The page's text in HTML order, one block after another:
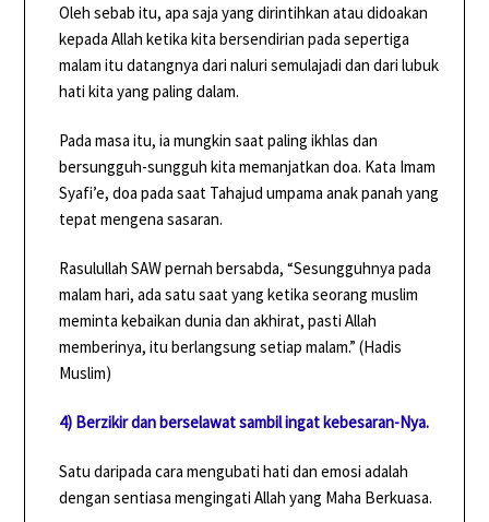
Oleh sebab itu, apa saja yang dirintihkan atau didoakan
kepada Allah ketika kita bersendirian pada sepertiga
malam itu datangnya dari naluri semulajadi dan dari lubuk
hati kita yang paling dalam.
Pada masa itu, ia mungkin saat paling ikhlas dan
bersungguh-sungguh kita memanjatkan doa. Kata Imam
Syafi’e, doa pada saat Tahajud umpama anak panah yang
tepat mengena sasaran.
Rasulullah SAW pernah bersabda, “Sesungguhnya pada
malam hari, ada satu saat yang ketika seorang muslim
meminta kebaikan dunia dan akhirat, pasti Allah
memberinya, itu berlangsung setiap malam.” (Hadis
Muslim)
4) Berzikir dan berselawat sambil ingat kebesaran-Nya.
Satu daripada cara mengubati hati dan emosi adalah
dengan sentiasa mengingati Allah yang Maha Berkuasa.